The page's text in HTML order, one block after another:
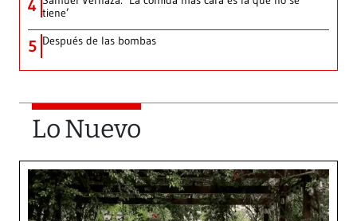
4 tiene’
5 Después de las bombas
Lo Nuevo